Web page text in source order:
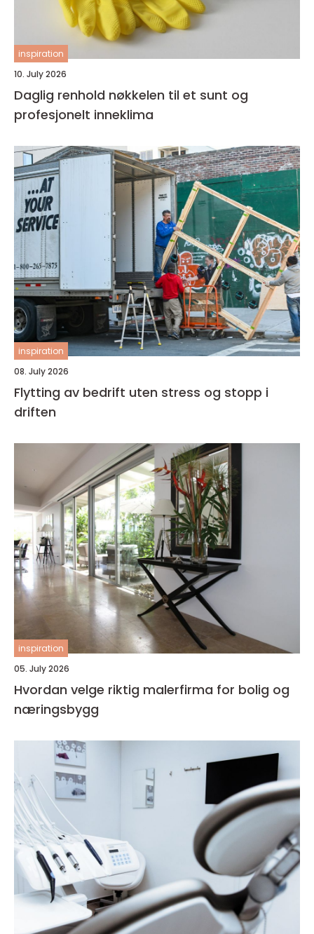
inspiration
10. July 2026
Daglig renhold nøkkelen til et sunt og
profesjonelt inneklima
inspiration
08. July 2026
Flytting av bedrift uten stress og stopp i
driften
inspiration
05. July 2026
Hvordan velge riktig malerfirma for bolig og
næringsbygg